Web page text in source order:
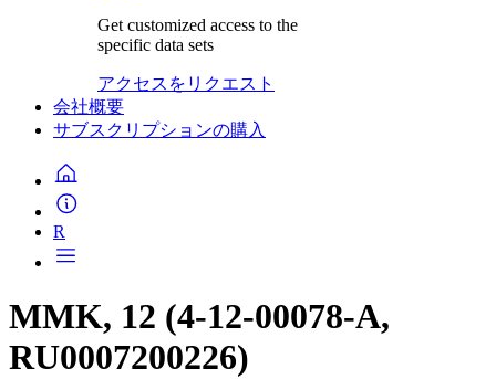
Get customized access to the
specific data sets
アクセスをリクエスト
会社概要
サブスクリプションの購入
R
MMK, 12 (4-12-00078-A,
RU0007200226)